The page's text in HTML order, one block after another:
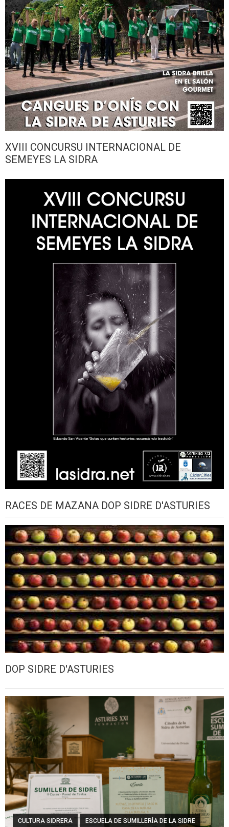
XVIII CONCURSU INTERNACIONAL DE
SEMEYES LA SIDRA
RACES DE MAZANA DOP SIDRE D'ASTURIES
DOP SIDRE D'ASTURIES
CULTURA SIDRERA ESCUELA DE SUMILLERÍA DE LA SIDRE